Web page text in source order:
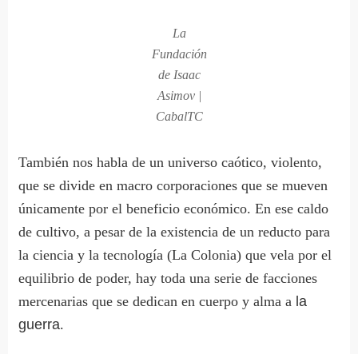
La
Fundación
de Isaac
Asimov |
CabalTC
También nos habla de un universo caótico, violento,
que se divide en macro corporaciones que se mueven
únicamente por el beneficio económico. En ese caldo
de cultivo, a pesar de la existencia de un reducto para
la ciencia y la tecnología (La Colonia) que vela por el
equilibrio de poder, hay toda una serie de facciones
mercenarias que se dedican en cuerpo y alma a la
guerra.